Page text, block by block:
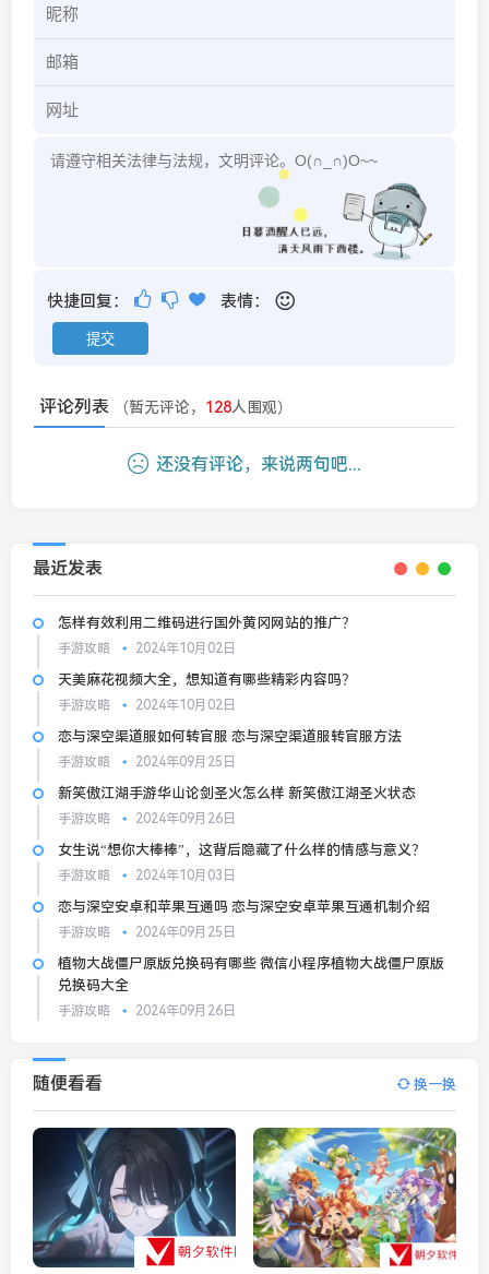
快捷回复： 表情：
评论列表 （暂无评论， 128人围观）
还没有评论，来说两句吧...
最近发表
怎样有效利用二维码进行国外黄冈网站的推广？
手游攻略 2024年10月02日
天美麻花视频大全，想知道有哪些精彩内容吗？
手游攻略 2024年10月02日
恋与深空渠道服如何转官服 ‌‌恋与深空‌渠道服转官服方法
手游攻略 2024年09月25日
新笑傲江湖手游华山论剑圣火怎么样 新笑傲江湖圣火状态
手游攻略 2024年09月26日
女生说“想你大棒棒”，这背后隐藏了什么样的情感与意义？
手游攻略 2024年10月03日
恋与深空安卓和苹果互通吗 恋与深空安卓苹果互通机制介绍
手游攻略 2024年09月25日
植物大战僵尸原版兑换码有哪些 微信小程序植物大战僵尸原版
兑换码大全
手游攻略 2024年09月26日
随便看看 换一换